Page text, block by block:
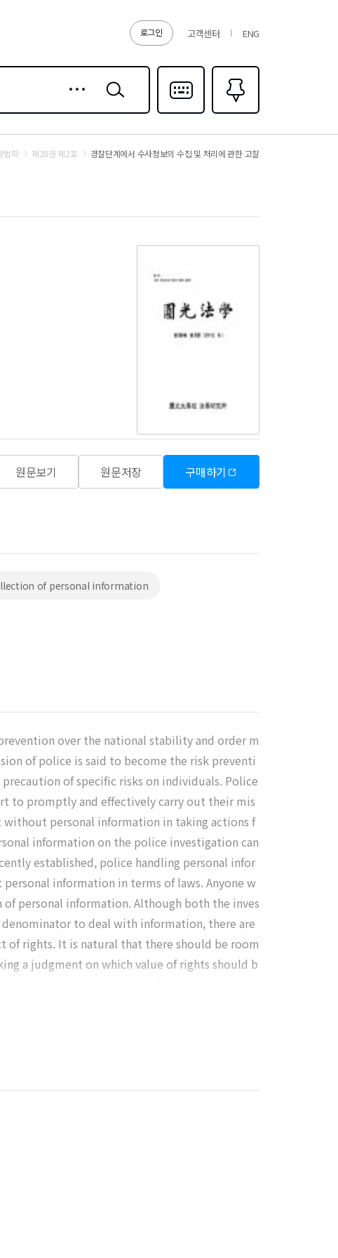
로그인 고객센터 ENG
검색
다국어입력
즐겨찾기0
법학 제28권 제2호 경찰단계에서 수사정보의 수집 및 처리에 관한 고찰
원문보기 원문저장 구매하기
of personal information
over the national stability and order m
of police is said to become the risk preventi
of specific risks on individuals. Police
to promptly and effectively carry out their mis
personal information in taking actions f
information on the police investigation can
established, police handling personal infor
information in terms of laws. Anyone w
personal information. Although both the inves
to deal with information, there are
of rights. It is natural that there should be room
a judgment on which value of rights should b
between the basic rights. Also, the spe
and processing of personal informati